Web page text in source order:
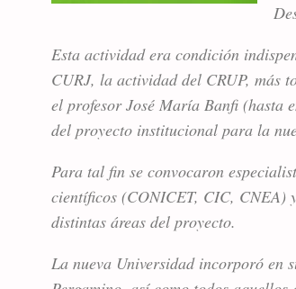
Esta actividad era condición
CURJ, la actividad del CRUP, más
el profesor José María Banfi (hasta
del proyecto institucional para la
Para tal fin se convocaron
científicos (CONICET, CIC, CNEA)
distintas áreas del proyecto.
La nueva Universidad incorporó en